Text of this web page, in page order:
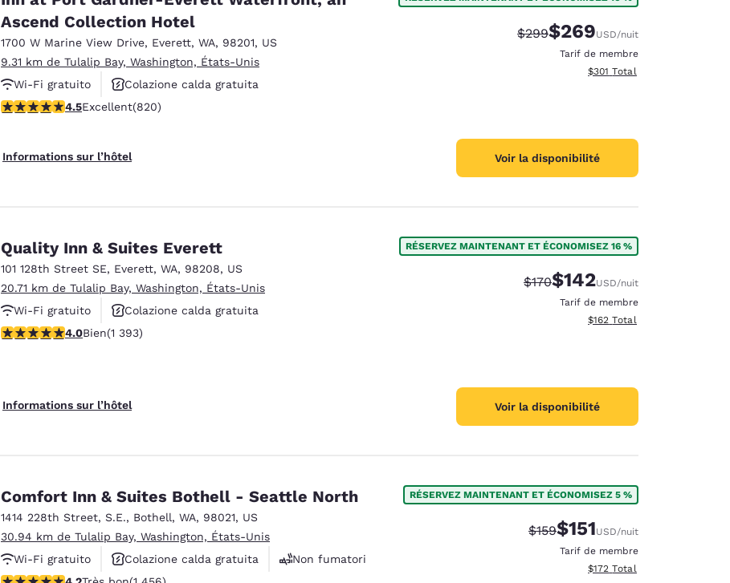
Ascend Collection Hotel
1700 W Marine View Drive, Everett, WA, 98201, US
9.31 km de Tulalip Bay, Washington, États-Unis
Wi-Fi gratuito
Colazione calda gratuita
Animali ammessi
4.49 étoiles. Excellent. 820 commentaires
4.5Excellent(820)
Informations sur l’hôtel
Tarif barré :
$299Tarif réduit :
$269USD/nuit
Tarif de membre
Afficher les détails totaux
$301 Total
Voir la disponibilité
Quality Inn & Suites Everett
101 128th Street SE, Everett, WA, 98208, US
20.71 km de Tulalip Bay, Washington, États-Unis
Wi-Fi gratuito
Colazione calda gratuita
Animali ammessi
3.98 étoiles. Bien. 1393 commentaires
4.0Bien(1 393)
Informations sur l’hôtel
RÉSERVEZ MAINTENANT ET ÉCONOMISEZ 16 %
Tarif barré :
$170Tarif réduit :
$142USD/nuit
Tarif de membre
Afficher les détails totaux
$162 Total
Voir la disponibilité
Comfort Inn & Suites Bothell - Seattle North
1414 228th Street, S.E., Bothell, WA, 98021, US
30.94 km de Tulalip Bay, Washington, États-Unis
Wi-Fi gratuito
Colazione calda gratuita
Non fumatori
4.17 étoiles. Très bon. 1456 commentaires
RÉSERVEZ MAINTENANT ET ÉCONOMISEZ 5 %
Tarif barré :
$159Tarif réduit :
$151USD/nuit
Tarif de membre
Afficher les détails totaux
$172 Total